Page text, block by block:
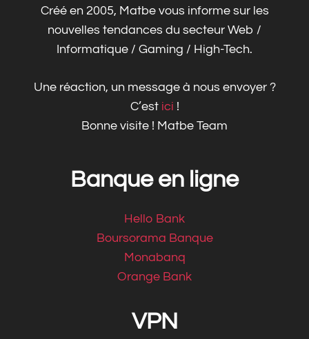
Créé en 2005, Matbe vous informe sur les
nouvelles tendances du secteur Web /
Informatique / Gaming / High-Tech.
Une réaction, un message à nous envoyer ?
C’est ici !
Bonne visite ! Matbe Team
Banque en ligne
Hello Bank
Boursorama Banque
Monabanq
Orange Bank
VPN